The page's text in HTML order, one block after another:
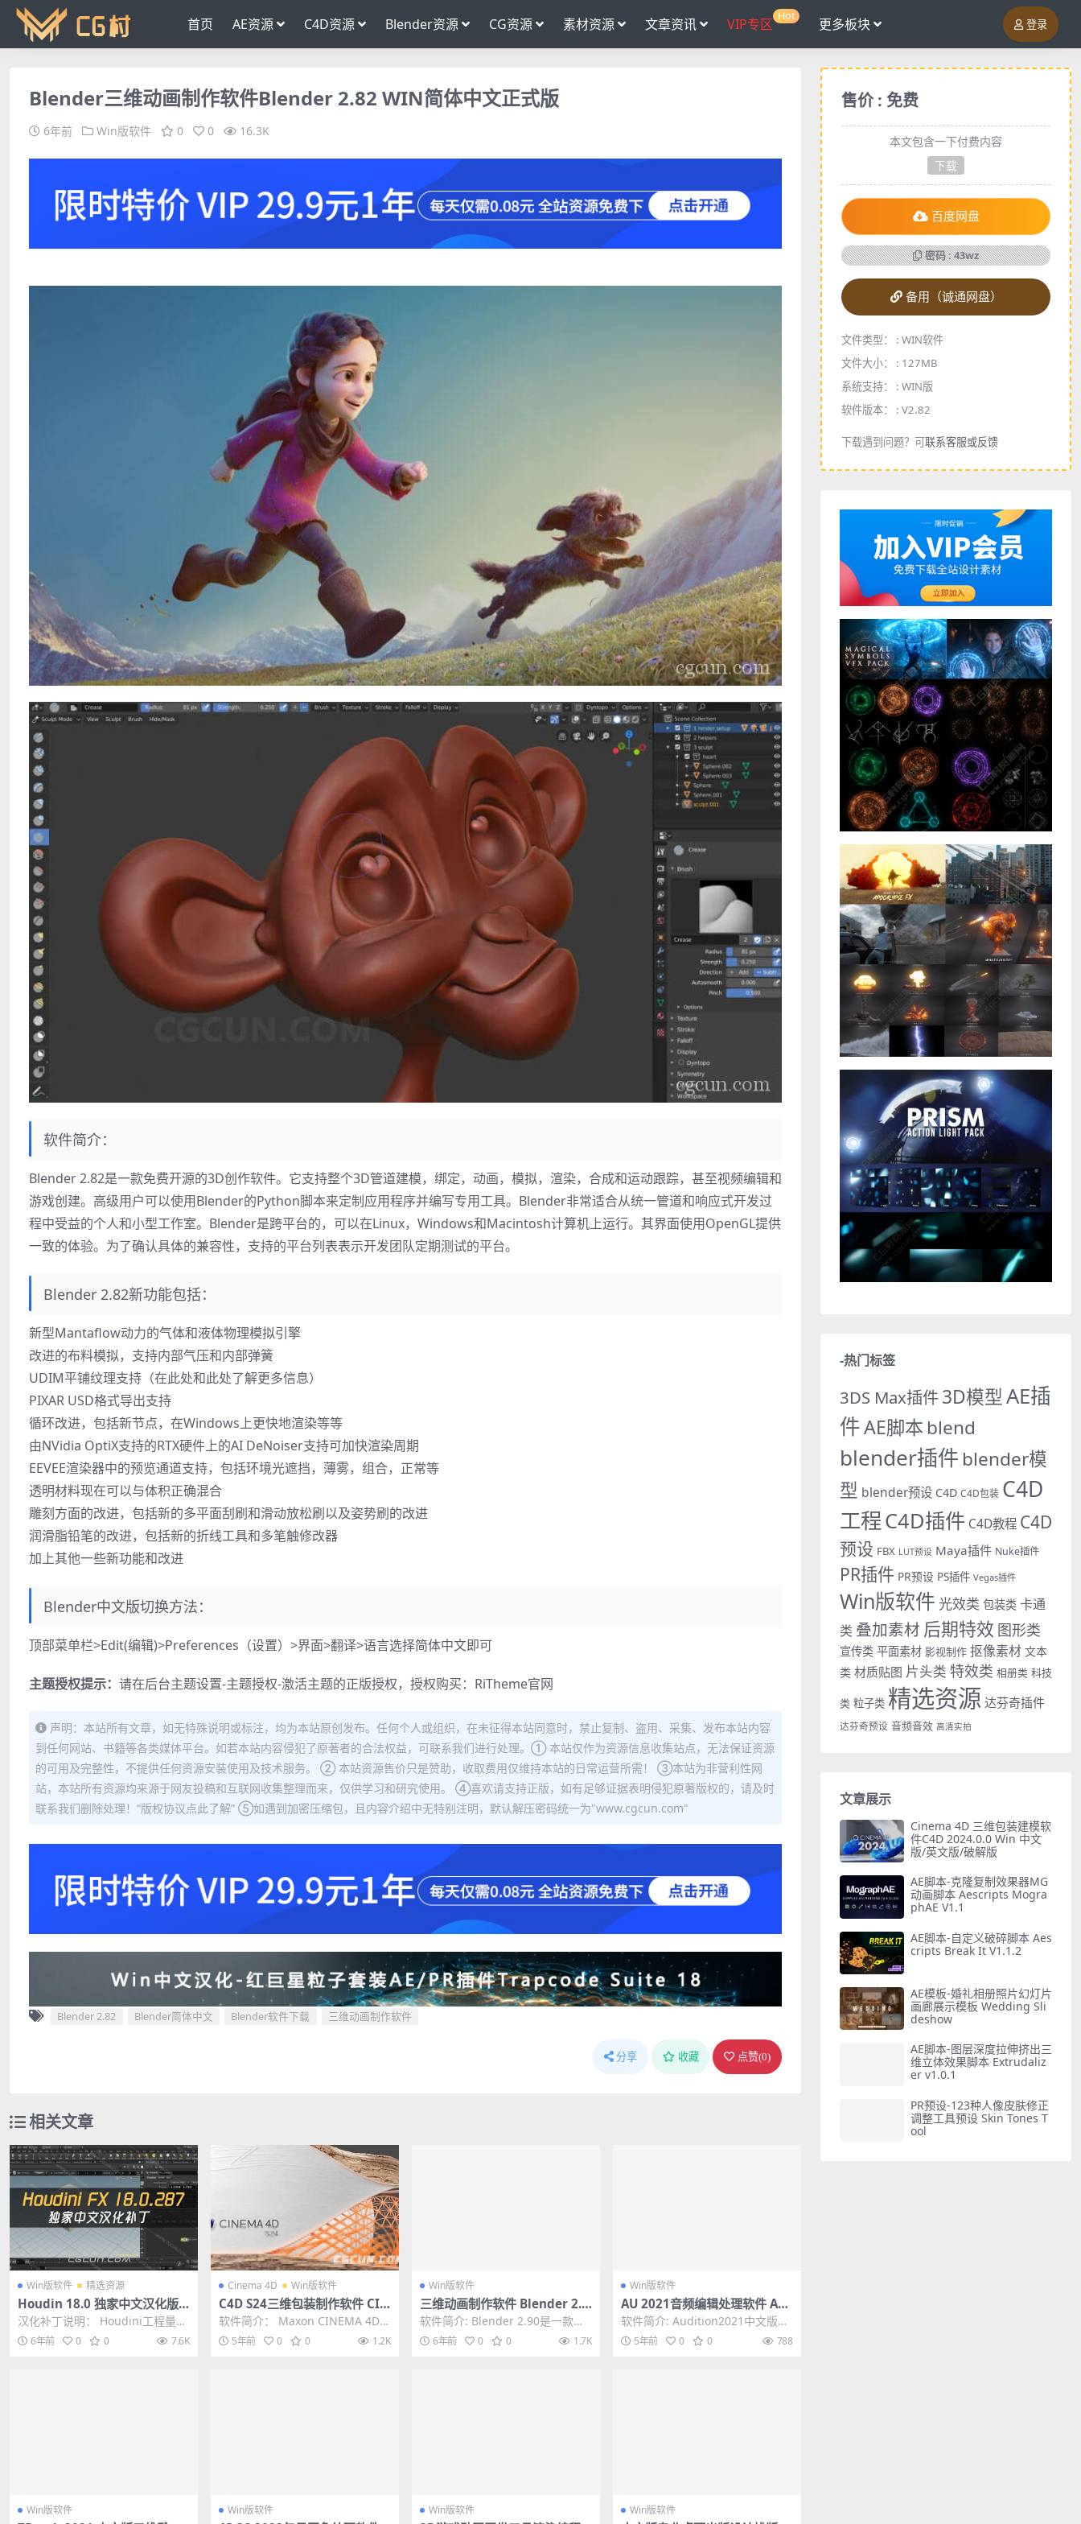
首页 AE资源 C4D资源 Blender资源 CG资源 素材资源 文章资讯 VIP专区 Hot 更多板块 登录
Blender三维动画制作软件Blender 2.82 WIN简体中文正式版
6年前 Win版软件 0 0 16.3K
软件简介：
Blender 2.82是一款免费开源的3D创作软件。它支持整个3D管道建模，绑定，动画，模拟，渲染，合成和运动跟踪，甚至视频编辑和
游戏创建。高级用户可以使用Blender的Python脚本来定制应用程序并编写专用工具。Blender非常适合从统一管道和响应式开发过
程中受益的个人和小型工作室。Blender是跨平台的，可以在Linux，Windows和Macintosh计算机上运行。其界面使用OpenGL提供
一致的体验。为了确认具体的兼容性，支持的平台列表表示开发团队定期测试的平台。
Blender 2.82新功能包括：
新型Mantaflow动力的气体和液体物理模拟引擎
改进的布料模拟，支持内部气压和内部弹簧
UDIM平铺纹理支持（在此处和此处了解更多信息）
PIXAR USD格式导出支持
循环改进，包括新节点，在Windows上更快地渲染等等
由NVidia OptiX支持的RTX硬件上的AI DeNoiser支持可加快渲染周期
EEVEE渲染器中的预览通道支持，包括环境光遮挡，薄雾，组合，正常等
透明材料现在可以与体积正确混合
雕刻方面的改进，包括新的多平面刮刷和滑动放松刷以及姿势刷的改进
润滑脂铅笔的改进，包括新的折线工具和多笔触修改器
加上其他一些新功能和改进
Blender中文版切换方法：
顶部菜单栏>Edit(编辑)>Preferences（设置）>界面>翻译>语言选择简体中文即可​
主题授权提示： 请在后台主题设置-主题授权-激活主题的正版授权，授权购买： RiTheme官网
声明：本站所有文章，如无特殊说明或标注，均为本站原创发布。任何个人或组织，在未征得本站同意时，禁止复制、盗用、采集、发布本站内容
到任何网站、书籍等各类媒体平台。如若本站内容侵犯了原著者的合法权益，可联系我们进行处理。① 本站仅作为资源信息收集站点，无法保证资源
的可用及完整性，不提供任何资源安装使用及技术服务。 ② 本站资源售价只是赞助，收取费用仅维持本站的日常运营所需！ ③本站为非营利性网
站，本站所有资源均来源于网友投稿和互联网收集整理而来，仅供学习和研究使用。 ④喜欢请支持正版，如有足够证据表明侵犯原著版权的，请及时
联系我们删除处理！“版权协议点此了解” ⑤如遇到加密压缩包，且内容介绍中无特别注明，默认解压密码统一为"www.cgcun.com"
Blender 2.82 Blender简体中文 Blender软件下载 三维动画制作软件
分享 收藏 点赞(0)
相关文章
Win版软件 精选资源
Houdin 18.0 独家中文汉化版
补丁 SideFX Houdini FX 18.0.
287 三维电影特效制作软件
汉化补丁说明： Houdini工程量汉
化相当巨大的，所以汉化只汉化了
部分内部的，...
6年前 0 0 7.6K
Cinema 4D Win版软件
C4D S24三维包装制作软件 CIN
EMA 4D Studio S24.035 Mult
i Win中文版/英文版
软件简介： Maxon CINEMA 4D S
tudio S24.035包含的功...
5年前 0 0 1.2K
Win版软件
三维动画制作软件 Blender 2.9
0 中文版Win/Mac/Linux 开源
免费使用
软件简介: Blender 2.90是一款免
费开源的3D创作软件。它支持整个
3D...6年前 0 0 1.7K
Win版软件
AU 2021音频编辑处理软件 Ado
be Audition 2021 Win中英文
破解版
软件简介: Audition2021中文版是
一款功能强大的电脑音频编辑软
件。该软...
5年前 0 0 788
Win版软件 Win版软件 Win版软件 Win版软件
售价 : 免费
本文包含一下付费内容
下载
百度网盘
密码 : 43wz
备用（诚通网盘）
文件类型： : WIN软件
文件大小： : 127MB
系统支持： : WIN版
软件版本： : V2.82
下载遇到问题？可联系客服或反馈
-热门标签
3DS Max插件3D模型AE插
件AE脚本 blend
blender插件 blender模
型 blender预设 C4D C4D包装 C4D
工程C4D插件 C4D教程 C4D
预设 FBX LUT预设 Maya插件 Nuke插件
PR插件 PR预设 PS插件 Vegas插件
Win版软件 光效类 包装类 卡通
类 叠加素材 后期特效 图形类
宣传类 平面素材 影视制作 抠像素材 文本
类 材质贴图 片头类 特效类 相册类 科技
类 粒子类 精选资源 达芬奇插件
达芬奇预设 音频音效 高清实拍
文章展示
Cinema 4D 三维包装建模软
件C4D 2024.0.0 Win 中文
版/英文版/破解版
AE脚本-克隆复制效果器MG
动画脚本 Aescripts Mogra
phAE V1.1
AE脚本-自定义破碎脚本 Aes
cripts Break It V1.1.2
AE模板-婚礼相册照片幻灯片
画廊展示模板 Wedding Sli
deshow
AE脚本-图层深度拉伸挤出三
维立体效果脚本 Extrudaliz
er v1.0.1
PR预设-123种人像皮肤修正
调整工具预设 Skin Tones T
ool